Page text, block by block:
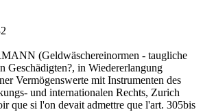
(Geldwäschereinormen - taugliche
Geschädigten?, in Wiedererlangung
Vermögenswerte mit Instrumenten des
und internationalen Rechts, Zurich
que si l'on devait admettre que l'art. 305bis